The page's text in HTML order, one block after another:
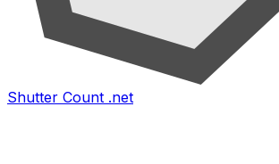
Shutter Count .net